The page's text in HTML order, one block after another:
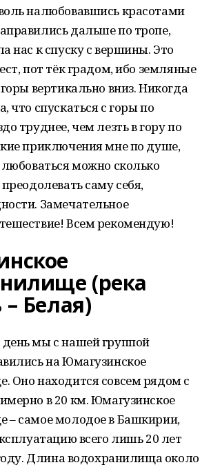
налюбовавшись красотами
дальше по тропе,
нас к спуску с вершины. Это
пот тёк градом, ибо земляные
вертикально вниз. Никогда
что спускаться с горы по
труднее, чем лезть в гору по
приключения мне по душе,
можно сколько
саму себя,
Замечательное
Всем рекомендую!
(река
Белая)
мы с нашей группой
на Юмагузинское
Оно находится совсем рядом с
в 20 км. Юмагузинское
– самое молодое в Башкирии,
всего лишь 20 лет
Длина водохранилища около